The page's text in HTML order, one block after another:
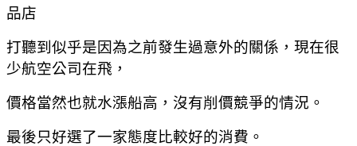
品店
打聽到似乎是因為之前發生過意外的關係，現在很
少航空公司在飛，
價格當然也就水漲船高，沒有削價競爭的情況。
最後只好選了一家態度比較好的消費。